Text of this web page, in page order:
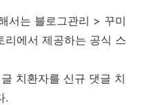
서는 블로그관리 > 꾸미
에서 제공하는 공식 스
치환자를 신규 댓글 치
.